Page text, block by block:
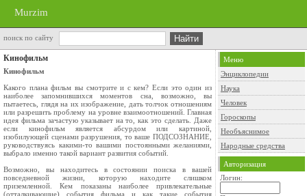
Murzim
поиск по сайту
Кинофильм
Кинофильм
Какого плана фильм вы смотрите и с кем? Если это один из
наиболее запомнившихся моментов сна, возможно, вы
пытаетесь, глядя на их изображение, дать толчок отношениям
или разрешить проблему на уровне взаимоотношений. Главная
идея фильма зачастую указывает на то, как это сделать. Даже
если кинофильм является абсурдом или картиной,
изобилующей сценами разрушения, то ваше ПОДСОЗНАНИЕ,
руководствуясь какими-то вашими постоянными желаниями,
выбрало именно такой вариант развития событий.
Возможно, вы находитесь в состоянии поиска в вашей
повседневной жизни, которую находите слишком
приземленной. Кем показаны наиболее привлекательные
(отталкивающие) события фильма и как такие события
Меню
Энциклопедии
Наука
Человек
Гороскопы
Необъяснимое
Народные средства
Авторизация
Логин: